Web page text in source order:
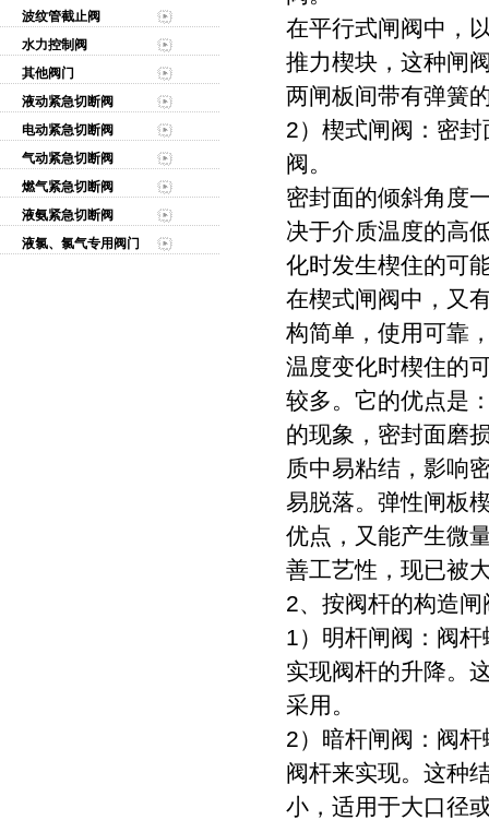
波纹管截止阀
水力控制阀
其他阀门
液动紧急切断阀
电动紧急切断阀
气动紧急切断阀
燃气紧急切断阀
液氨紧急切断阀
液氯、氯气专用阀门
在平行式闸阀中，
推力楔块，这种闸
两闸板间带有弹簧
2）楔式闸阀：密
阀。
密封面的倾斜角度
决于介质温度的高
化时发生楔住的可
在楔式闸阀中，又
构简单，使用可靠
温度变化时楔住的
较多。它的优点是
的现象，密封面磨
质中易粘结，影响
易脱落。弹性闸板
优点，又能产生微
善工艺性，现已被
2、按阀杆的构造
1）明杆闸阀：阀
实现阀杆的升降。
采用。
2）暗杆闸阀：阀
阀杆来实现。这种
小，适用于大口径